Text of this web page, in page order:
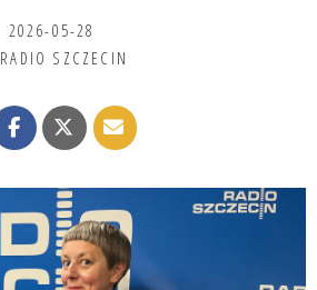
2026-05-28
RADIO SZCZECIN